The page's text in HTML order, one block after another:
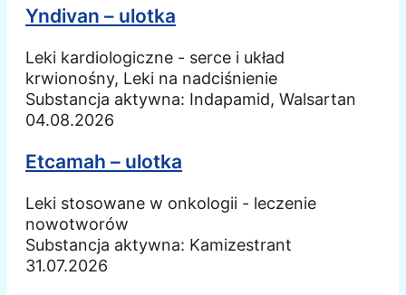
Yndivan – ulotka
Leki kardiologiczne - serce i układ
krwionośny, Leki na nadciśnienie
Substancja aktywna: Indapamid, Walsartan
04.08.2026
Etcamah – ulotka
Leki stosowane w onkologii - leczenie
nowotworów
Substancja aktywna: Kamizestrant
31.07.2026